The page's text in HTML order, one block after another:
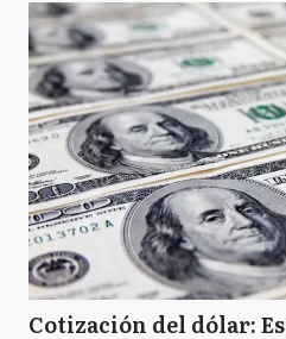
Cotización del dólar: